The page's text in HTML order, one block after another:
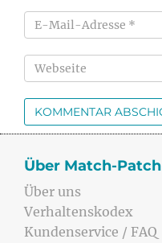
Über Match-Patch
Über uns
Verhaltenskodex
Kundenservice / FAQ